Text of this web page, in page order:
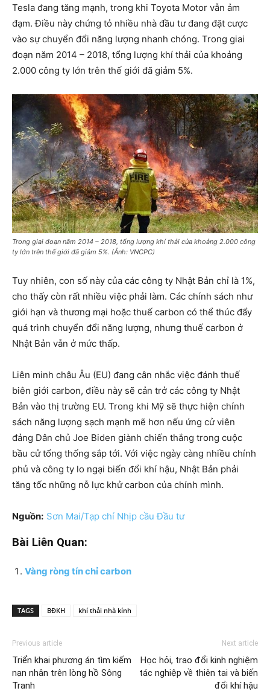
Tesla đang tăng mạnh, trong khi Toyota Motor vẫn ảm
đạm. Điều này chứng tỏ nhiều nhà đầu tư đang đặt cược
vào sự chuyển đổi năng lượng nhanh chóng. Trong giai
đoạn năm 2014 – 2018, tổng lượng khí thải của khoảng
2.000 công ty lớn trên thế giới đã giảm 5%.
Trong giai đoạn năm 2014 – 2018, tổng lượng khí thải của khoảng 2.000 công
ty lớn trên thế giới đã giảm 5%. (Ảnh: VNCPC)
Tuy nhiên, con số này của các công ty Nhật Bản chỉ là 1%,
cho thấy còn rất nhiều việc phải làm. Các chính sách như
giới hạn và thương mại hoặc thuế carbon có thể thúc đẩy
quá trình chuyển đổi năng lượng, nhưng thuế carbon ở
Nhật Bản vẫn ở mức thấp.
Liên minh châu Âu (EU) đang cân nhắc việc đánh thuế
biên giới carbon, điều này sẽ cản trở các công ty Nhật
Bản vào thị trường EU. Trong khi Mỹ sẽ thực hiện chính
sách năng lượng sạch mạnh mẽ hơn nếu ứng cử viên
đảng Dân chủ Joe Biden giành chiến thắng trong cuộc
bầu cử tổng thống sắp tới. Với việc ngày càng nhiều chính
phủ và công ty lo ngại biến đổi khí hậu, Nhật Bản phải
tăng tốc những nỗ lực khử carbon của chính mình.
Nguồn: Sơn Mai/Tạp chí Nhịp cầu Đầu tư
Bài Liên Quan:
Vàng ròng tín chỉ carbon
TAGS BĐKH khí thải nhà kính
Previous article
Triển khai phương án tìm kiếm
nạn nhân trên lòng hồ Sông
Tranh
Next article
Học hỏi, trao đổi kinh nghiệm
tác nghiệp về thiên tai và biến
đổi khí hậu